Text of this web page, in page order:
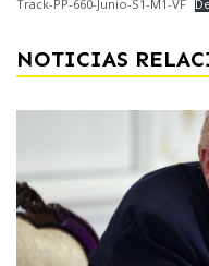
Track-PP-660-Junio-S1-M1-VF
NOTICIAS